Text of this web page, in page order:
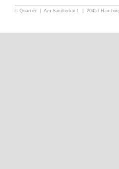
© Quartier | Am Sandtorkai 1 | 20457